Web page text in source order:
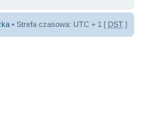
• Strefa czasowa: UTC + 1 [ DST ]